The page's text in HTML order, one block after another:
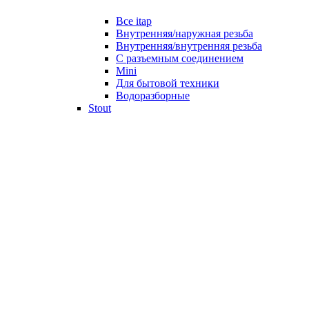
Все itap
Внутренняя/наружная резьба
Внутренняя/внутренняя резьба
С разъемным соединением
Mini
Для бытовой техники
Водоразборные
Stout